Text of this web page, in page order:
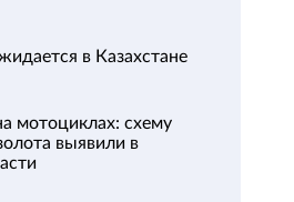
в Казахстане
мотоциклах: схему
выявили в